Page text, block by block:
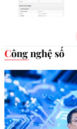
Công nghệ số